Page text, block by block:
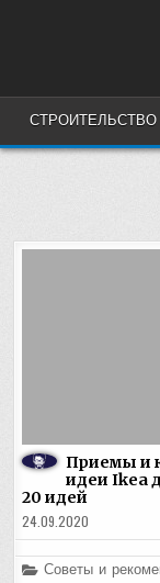
Приемы и
идеи Ikea
20 идей
24.09.2020
Posted
Советы и